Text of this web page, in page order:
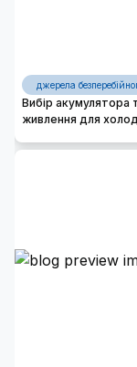
джерела
Вибір акумулятора
живлення для